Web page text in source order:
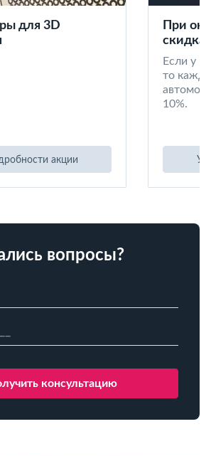
для 3D
акции
При
скидка
Если у
то
10%.
вопросы?